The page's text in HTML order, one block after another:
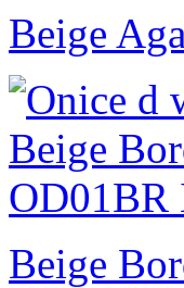
Beige
Beige